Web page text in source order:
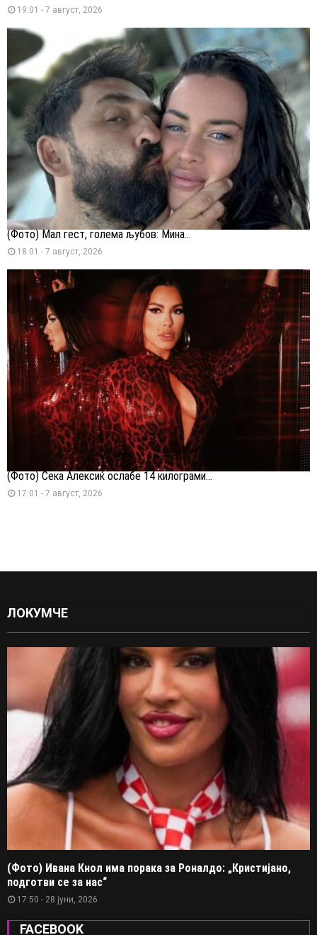
19:01 - 7 август, 2026
(Фото) Мал гест, голема љубов: Мина...
18:01 - 7 август, 2026
(Фото) Сека Алексиќ ослабе 14 килограми...
17:01 - 7 август, 2026
ЛОКУМЧЕ
(Фото) Ивана Кнол има порака за Роналдо: „Кристијано,
подготви се за нас“
17:50 - 28 јуни, 2026
FACEBOOK